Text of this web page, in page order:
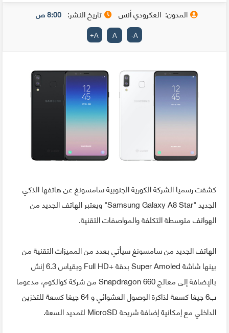
المدون: العكرودي أنس تاريخ النشر: 8:00 ص
A
-
A
A
+
كشفت رسميا الشركة الكورية الجنوبية سامسونغ عن هاتفها الذكي
الجديد "Samsung Galaxy A8 Star" ويعتبر الهاتف الجديد من
الهواتف متوسطة التكلفة والمواصفات التقنية.
الهاتف الجديد من سامسونغ سيأتي بعدد من المميزات التقنية من
بينها شاشة Super Amoled بدقة +Full HD وبقياس 6.3 إنش
بالإضافة إلى معالج Snapdragon 660 من شركة كوالكوم، مدعوما
ب6 جيغا كسعة لذاكرة الوصول العشوائي و 64 جيغا كسعة للتخزين
الداخلي مع إمكانية إضافة شريحة MicroSD لتمديد السعة.